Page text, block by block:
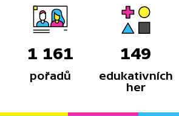
1 161
pořadů
149
edukativních
her